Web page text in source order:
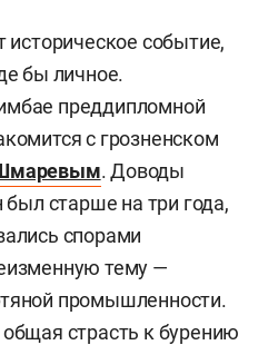
историческое событие,
бы личное.
преддипломной
с грозненском
. Доводы
был старше на три года,
спорами
тему —
промышленности.
страсть к бурению